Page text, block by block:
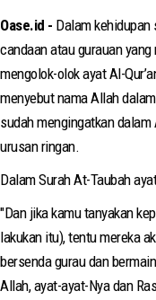
Oase.id - Dalam kehidupan
candaan atau gurauan
mengolok-olok ayat Al-
menyebut nama Allah
sudah mengingatkan dalam
urusan ringan.
Dalam Surah At-Taubah
"Dan jika kamu tanyakan
lakukan itu), tentu mereka
bersenda gurau dan
Allah, ayat-ayat-Nya dan